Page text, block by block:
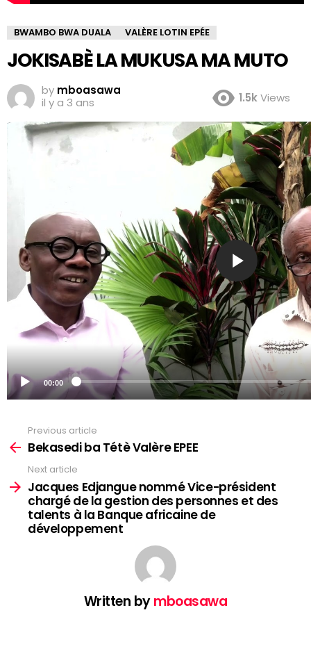
BWAMBO BWA DUALA VALÈRE LOTIN EPÉE
JOKISABÈ LA MUKUSA MA MUTO
by mboasawa
il y a 3 ans
1.5kViews
more
Previous article
Bekasedi ba Tétè Valère EPEE
Next article
Jacques Edjangue nommé Vice-président
chargé de la gestion des personnes et des
talents à la Banque africaine de
développement
Written bymboasawa